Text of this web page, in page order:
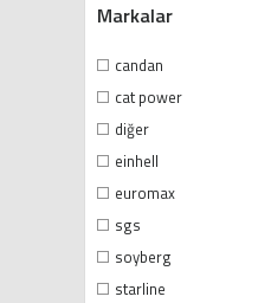
Markalar
candan
cat power
di̇ğer
einhell
euromax
sgs
soyberg
starline